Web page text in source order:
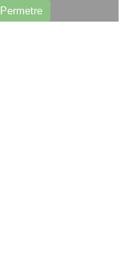
Permetre